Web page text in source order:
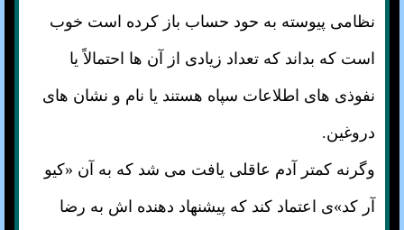
نظامی پیوسته به حود حساب باز کرده است خوب
است که بداند که تعداد زیادی از آن ها احتمالاً یا
نفوذی های اطلاعات سپاه هستند یا نام و نشان های
دروغین.
وگرنه کمتر آدم عاقلی یافت می شد که به آن «کیو
آر کد»ی اعتماد کند که پیشنهاد دهنده اش به رضا